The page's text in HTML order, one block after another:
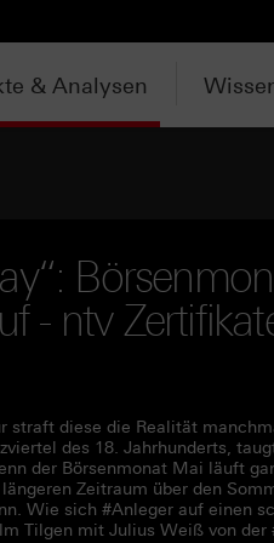
& Analysen
- ntv
straft diese die Realität
des 18. Jahrhunderts,
der Börsenmonat Mai läuft
Zeitraum über den
Wie sich #Anleger auf einen
Tilgen mit Julius Weiß von